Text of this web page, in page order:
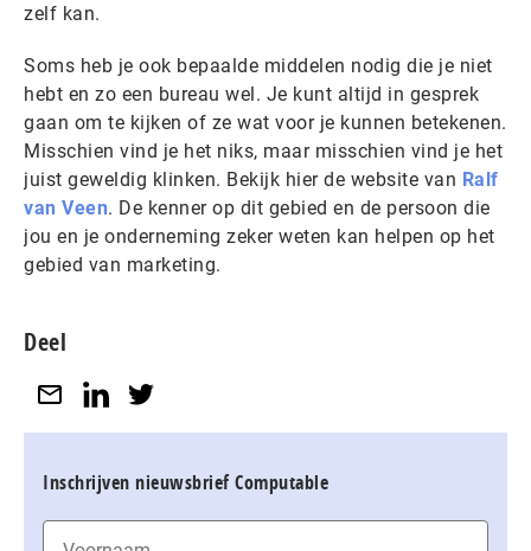
zelf kan.
Soms heb je ook bepaalde middelen nodig die je niet
hebt en zo een bureau wel. Je kunt altijd in gesprek
gaan om te kijken of ze wat voor je kunnen betekenen.
Misschien vind je het niks, maar misschien vind je het
juist geweldig klinken. Bekijk hier de website van Ralf
van Veen. De kenner op dit gebied en de persoon die
jou en je onderneming zeker weten kan helpen op het
gebied van marketing.
Deel
Inschrijven nieuwsbrief Computable